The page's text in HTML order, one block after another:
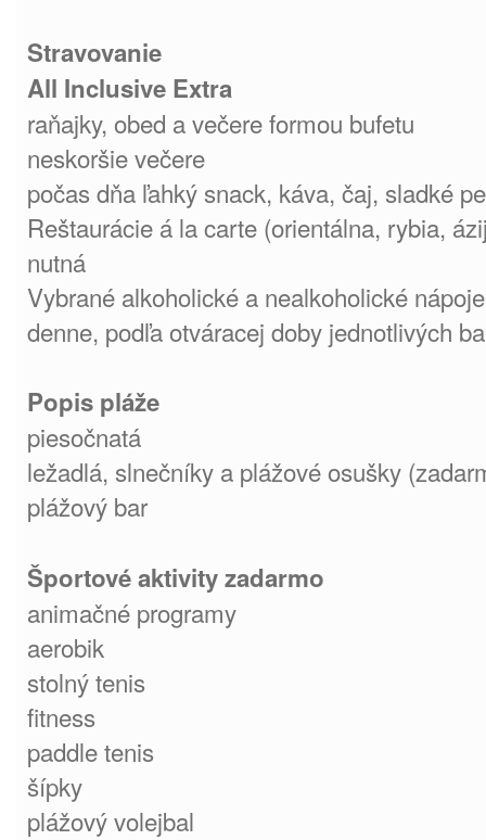
Stravovanie
All Inclusive Extra
raňajky, obed a večere formou bufetu
neskoršie večere
počas dňa ľahký snack, káva, čaj, sladké
Reštaurácie á la carte (orientálna, rybia,
nutná
Vybrané alkoholické a nealkoholické
denne, podľa otváracej doby jednotlivých
Popis pláže
piesočnatá
ležadlá, slnečníky a plážové osušky
plážový bar
Športové aktivity zadarmo
animačné programy
aerobik
stolný tenis
fitness
paddle tenis
šípky
plážový volejbal